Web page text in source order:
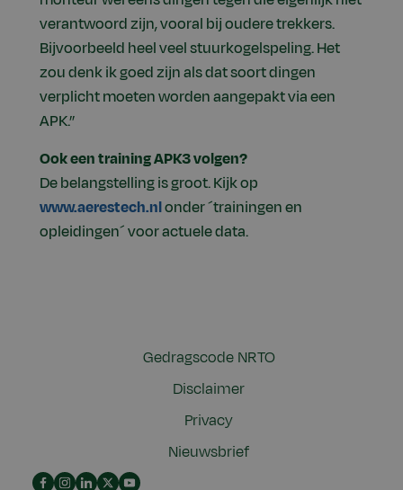
verantwoord zijn, vooral bij oudere trekkers.
Bijvoorbeeld heel veel stuurkogelspeling. Het
zou denk ik goed zijn als dat soort dingen
verplicht moeten worden aangepakt via een
APK.”
Ook een training APK3 volgen?
De belangstelling is groot. Kijk op
www.aerestech.nlonder ´trainingen en
opleidingen´ voor actuele data.
Gedragscode NRTO
Disclaimer
Privacy
Nieuwsbrief
Facebook
Instagram
LinkedInYouTube